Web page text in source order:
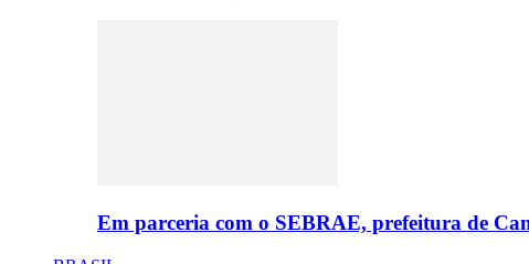
Em parceria com o SEBRAE, prefeitura de